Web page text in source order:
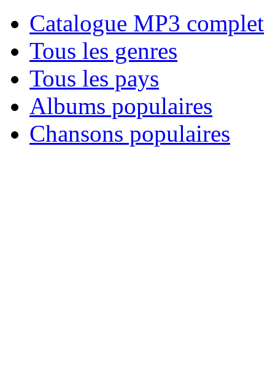
Catalogue MP3 complet
Tous les genres
Tous les pays
Albums populaires
Chansons populaires